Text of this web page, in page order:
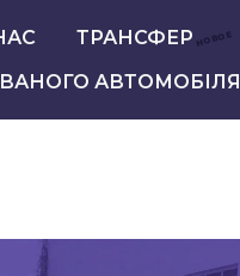
ТРАНСФЕР НОВОЕ
АВТОМОБІЛЯ